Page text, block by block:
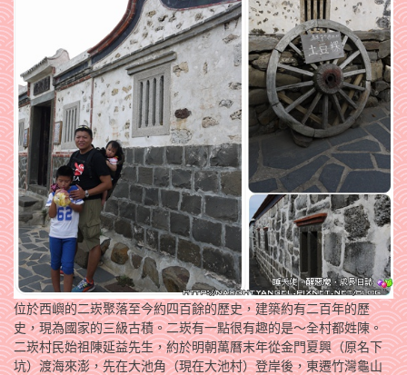
位於西嶼的二崁聚落至今約四百餘的歷史，建築約有二百年的歷
史，現為國家的三級古積。二崁有一點很有趣的是～全村都姓陳。
二崁村民始祖陳延益先生，約於明朝萬曆末年從金門夏興（原名下
坑）渡海來澎，先在大池角（現在大池村）登岸後，東遷竹灣龜山